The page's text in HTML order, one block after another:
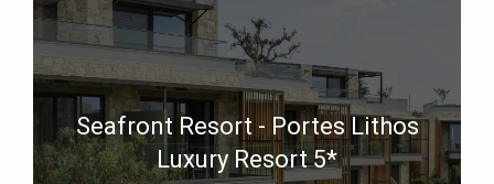
Seafront Resort - Portes Lithos
Luxury Resort 5*